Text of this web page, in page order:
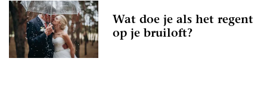
Wat doe je als het regent
op je bruiloft?